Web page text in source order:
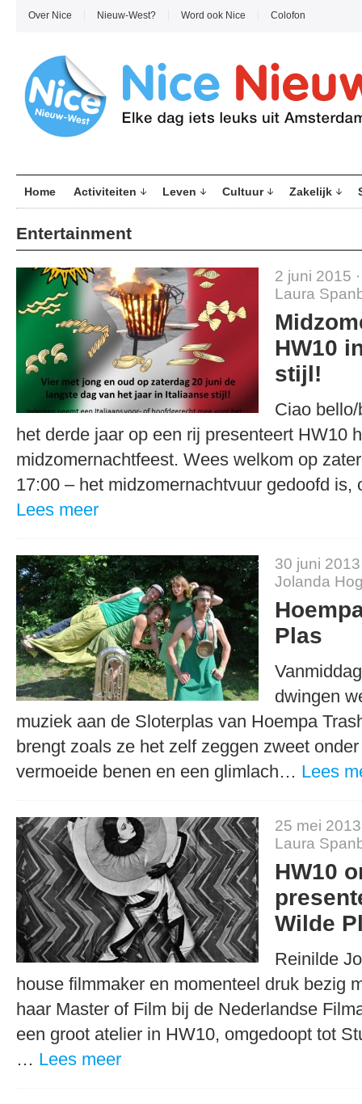
Over Nice Nieuw-West? Word ook Nice Colofon
Home Activiteiten Leven Cultuur Zakelijk
Entertainment
2 juni 2015
Laura
HW10
stijl!
Ciao
het derde jaar op een rij presenteert HW10
midzomernachtfeest. Wees welkom op
17:00 – het midzomernachtvuur gedoofd
Lees meer
30 juni
Jolanda
Plas
dwingen
muziek aan de Sloterplas van Hoempa
brengt zoals ze het zelf zeggen zweet
vermoeide benen en een glimlach… Lees
25 mei
Laura
HW10
Wilde
Reinilde
house filmmaker en momenteel druk bezig
haar Master of Film bij de Nederlandse
een groot atelier in HW10, omgedoopt tot
… Lees meer